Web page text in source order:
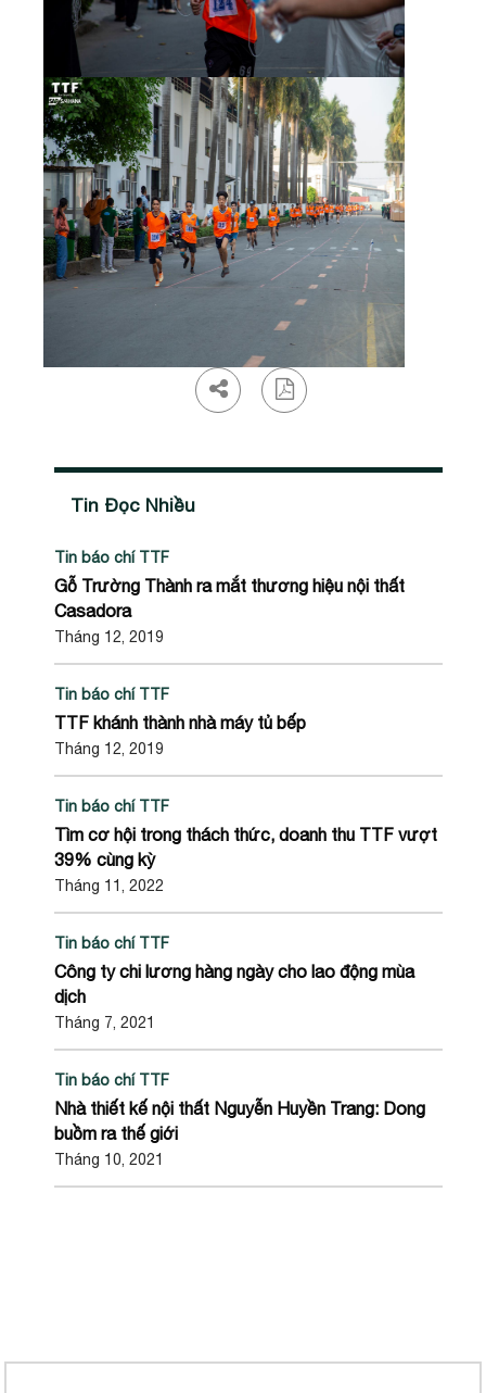
Tin Đọc Nhiều
Tin báo chí TTF
Gỗ Trường Thành ra mắt thương hiệu nội thất
Casadora
Tháng 12, 2019
Tin báo chí TTF
TTF khánh thành nhà máy tủ bếp
Tháng 12, 2019
Tin báo chí TTF
Tìm cơ hội trong thách thức, doanh thu TTF vượt
39% cùng kỳ
Tháng 11, 2022
Tin báo chí TTF
Công ty chi lương hàng ngày cho lao động mùa
dịch
Tháng 7, 2021
Tin báo chí TTF
Nhà thiết kế nội thất Nguyễn Huyền Trang: Dong
buồm ra thế giới
Tháng 10, 2021